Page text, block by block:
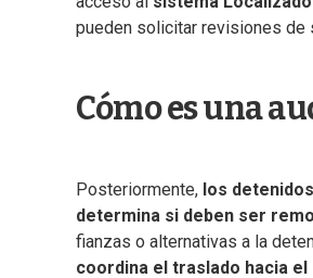
pueden solicitar revisiones de
Cómo es una
Posteriormente, los
determina si deben ser
fianzas o alternativas a la
coordina el traslado hacia